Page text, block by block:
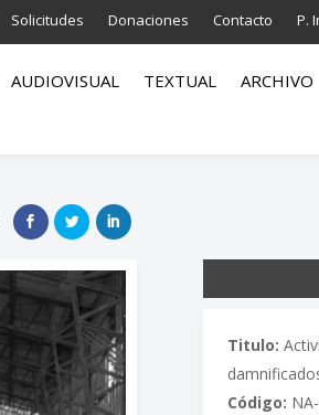
Solicitudes Donaciones Contacto P.
AUDIOVISUAL TEXTUAL ARCHIVO
Titulo:
Código: